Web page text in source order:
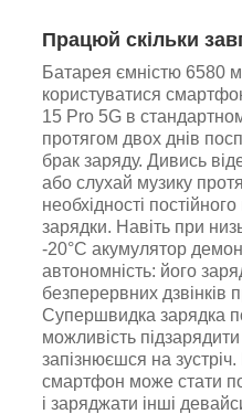
Працюй скільки
Батарея ємністю 6580
користуватися
15 Pro 5G в
протягом двох днів
брак заряду. Дивись
або слухай музику
необхідності
зарядки. Навіть при
-20°C акумулятор
автономність: його
безперервних дзвінків
Супершвидка зарядка
можливість
запізнюєшся на зустріч.
смартфон може стати
і заряджати інші